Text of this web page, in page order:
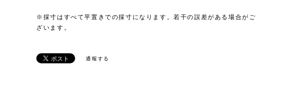
※採寸はすべて平置きでの採寸になります。若干の誤差がある場合がご
ざいます。
通報する